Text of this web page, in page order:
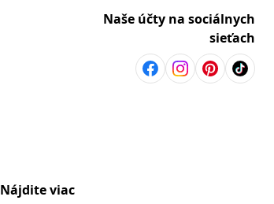
Naše účty na sociálnych
sieťach
Nájdite viac